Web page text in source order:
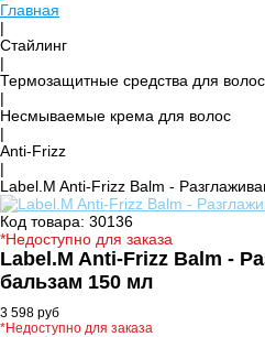
Главная
|
Стайлинг
|
Термозащитные средства для волос
|
Несмываемые крема для волос
|
Anti-Frizz
|
Label.M Anti-Frizz Balm -
Код товара: 30136
*Недоступно для заказа
Label.M Anti-Frizz Balm -
бальзам 150 мл
3 598 руб
*Недоступно для заказа